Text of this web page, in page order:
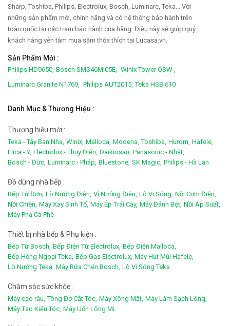
Sharp, Toshiba, Philips, Electrolux, Bosch, Luminarc, Teka... Với
những sản phẩm mới, chính hãng và có hệ thống bảo hành trên
toàn quốc tại các trạm bảo hành của hãng. Điều này sẽ giúp quý
khách hàng yên tâm mua sắm thỏa thích tại Lucasa.vn.
Sản Phẩm Mới :
Philips HD9650, Bosch SMS46MI05E, Winix Tower QSW ,
Luminarc Granite N1769, Philips AUT2015, Teka HSB 610
Danh Mục & Thương Hiệu :
Thương hiệu mới :
Teka - Tây Ban Nha, Winix, Malloca, Modena, Toshiba, Hurom, Hafele,
Elica - Ý, Electrolux - Thụy Điển, Daikiosan, Panasonic - Nhật,
Bosch - Đức, Luminarc - Pháp, Bluestone, SK Magic, Philips - Hà Lan
Đồ dùng nhà bếp :
Bếp Từ Đơn, Lò Nướng Điện, Vỉ Nướng Điện, Lò Vi Sóng, Nồi Cơm Điện,
Nồi Chiên, Máy Xay Sinh Tố, Máy Ép Trái Cây, Máy Đánh Bột, Nồi Áp Suất,
Máy Pha Cà Phê
Thiết bị nhà bếp & Phụ kiện :
Bếp Từ Bosch, Bếp Điện Từ Electrolux, Bếp Điện Malloca,
Bếp Hồng Ngoại Teka, Bếp Gas Electrolux, Máy Hút Mùi Hafele,
Lò Nướng Teka, Máy Rửa Chén Bosch, Lò Vi Sóng Teka
Chắm sóc sức khỏe :
Máy cạo râu, Tông Đơ Cắt Tóc, Máy Xông Mặt, Máy Làm Sạch Lông,
Máy Tạo Kiểu Tóc, Máy Uốn Lông Mi